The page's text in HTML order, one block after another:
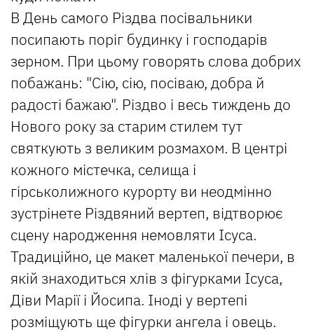
В День самого Різдва посівальники
посипають поріг будинку і господарів
зерном. При цьому говорять слова добрих
побажань: "Сію, сію, посіваю, добра й
радості бажаю". Різдво і весь тиждень до
Нового року за старим стилем тут
святкують з великим розмахом. В центрі
кожного містечка, селища і
гірськолижного курорту ви неодмінно
зустрінете Різдвяний вертеп, відтворює
сцену народження немовляти Ісуса.
Традиційно, це макет маленької печери, в
якій знаходиться хлів з фігурками Ісуса,
Діви Марії і Йосипа. Іноді у вертепі
розміщують ще фігурки ангела і овець.